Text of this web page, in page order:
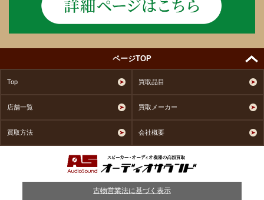
ページTOP
Top 買取品目
店舗一覧 買取メーカー
買取方法 会社概要
古物営業法に基づく表示